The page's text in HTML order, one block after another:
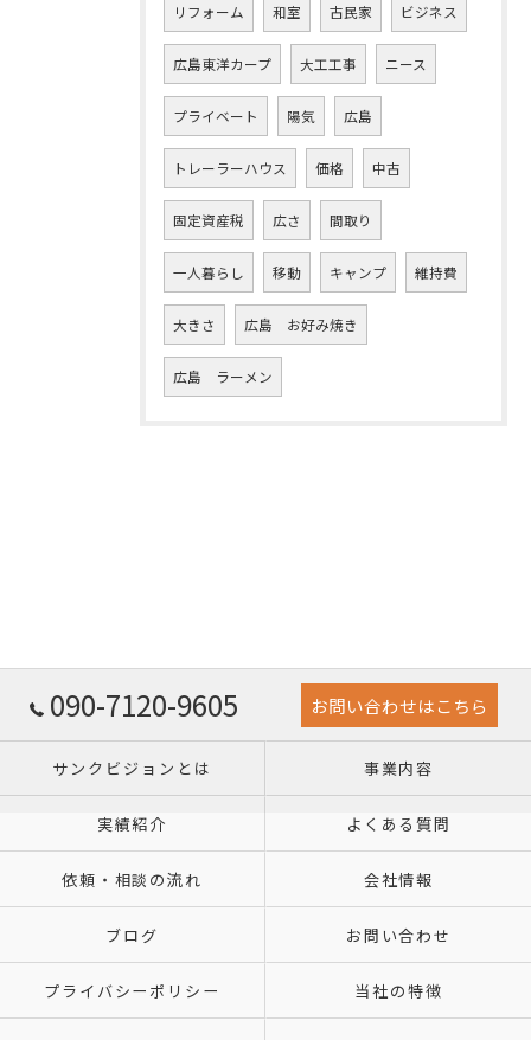
リフォーム 和室 古民家 ビジネス
広島東洋カープ 大工工事 ニース
プライベート 陽気 広島
トレーラーハウス 価格 中古
固定資産税 広さ 間取り
一人暮らし 移動 キャンプ 維持費
大きさ 広島 お好み焼き
広島 ラーメン
090-7120-9605 お問い合わせはこちら
サンクビジョンとは 事業内容
実績紹介 よくある質問
依頼・相談の流れ 会社情報
ブログ お問い合わせ
プライバシーポリシー 当社の特徴